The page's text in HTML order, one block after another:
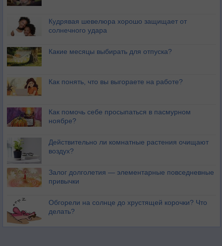
Кудрявая шевелюра хорошо защищает от
солнечного удара
Какие месяцы выбирать для отпуска?
Как понять, что вы выгораете на работе?
Как помочь себе просыпаться в пасмурном
ноябре?
Действительно ли комнатные растения очищают
воздух?
Залог долголетия — элементарные повседневные
привычки
Обгорели на солнце до хрустящей корочки? Что
делать?